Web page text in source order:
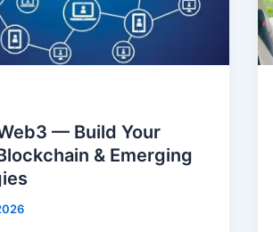
— Build Your
& Emerging